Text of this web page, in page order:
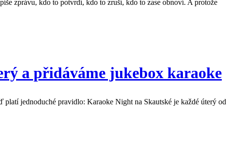
zprávu, kdo to potvrdí, kdo to zruší, kdo to zase obnoví. A protože
a přidáváme jukebox karaoke
platí jednoduché pravidlo: Karaoke Night na Skautské je každé úterý od